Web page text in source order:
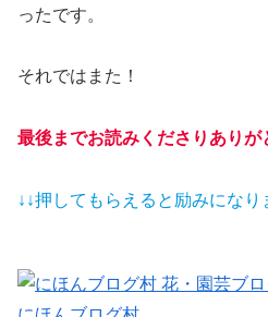
ったです。
それではまた！
最後までお読みくださりありが
↓↓押してもらえると 励みになり